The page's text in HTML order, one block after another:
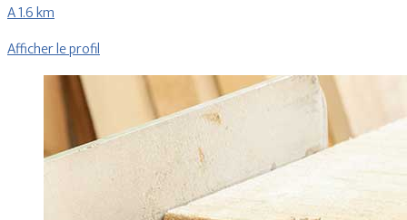
A 1.6 km
Afficher le profil